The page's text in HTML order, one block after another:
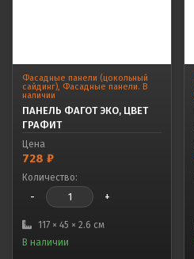
Фасадные панели (цокольный
сайдинг), Фасадные панели. В
наличии
ПАНЕЛЬ ФАГОТ ЭКО, ЦВЕТ
ГРАФИТ
Цена
728 ₽
Количество:
- +
117 × 45 × 2.6 см
В наличии